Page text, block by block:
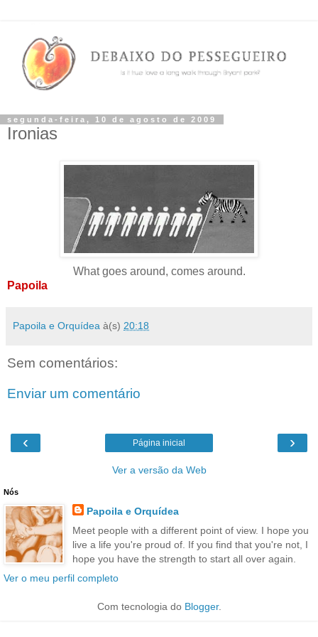
segunda-feira, 10 de agosto de 2009
Ironias
What goes around, comes around.
Papoila
Papoila e Orquídea à(s) 20:18
Sem comentários:
Enviar um comentário
‹ ›
Página inicial
Ver a versão da Web
Nós
Papoila e Orquídea
Meet people with a different point of view. I hope you
live a life you're proud of. If you find that you're not, I
hope you have the strength to start all over again.
Ver o meu perfil completo
Com tecnologia do Blogger.